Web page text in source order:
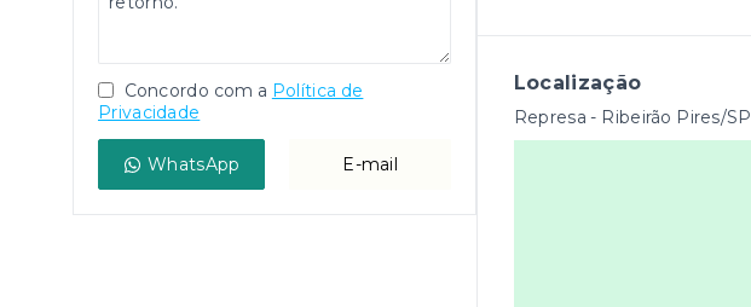
Localização
Represa - Ribeirão Pires/SP
Concordo com a Política de
Privacidade
WhatsApp E-mail